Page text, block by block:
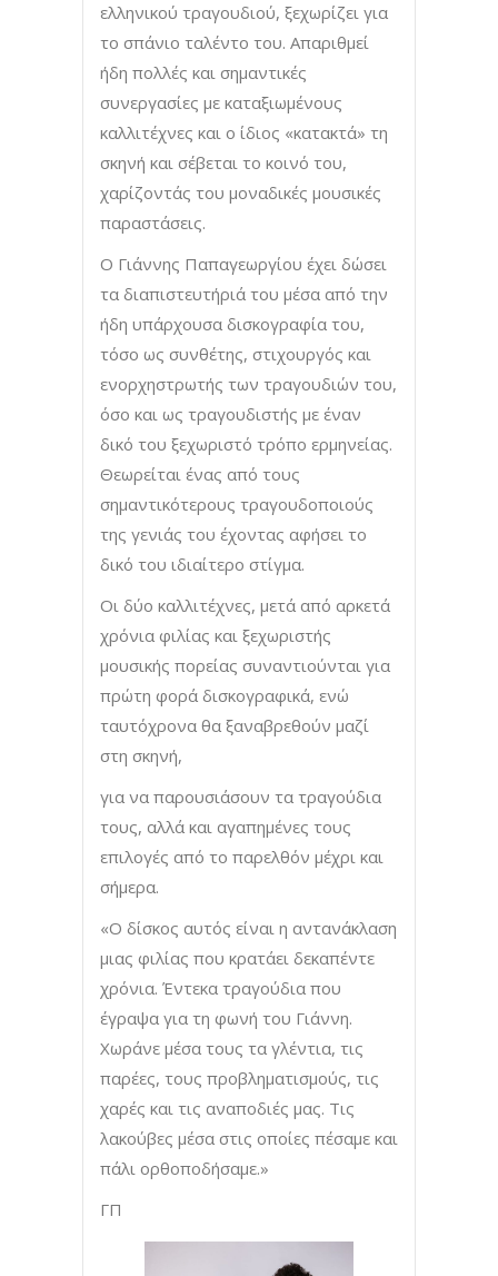
ελληνικού τραγουδιού, ξεχωρίζει για
το σπάνιο ταλέντο του. Απαριθμεί
ήδη πολλές και σημαντικές
συνεργασίες με καταξιωμένους
καλλιτέχνες και ο ίδιος «κατακτά» τη
σκηνή και σέβεται το κοινό του,
χαρίζοντάς του μοναδικές μουσικές
παραστάσεις.
Ο Γιάννης Παπαγεωργίου έχει δώσει
τα διαπιστευτήριά του μέσα από την
ήδη υπάρχουσα δισκογραφία του,
τόσο ως συνθέτης, στιχουργός και
ενορχηστρωτής των τραγουδιών του,
όσο και ως τραγουδιστής με έναν
δικό του ξεχωριστό τρόπο ερμηνείας.
Θεωρείται ένας από τους
σημαντικότερους τραγουδοποιούς
της γενιάς του έχοντας αφήσει το
δικό του ιδιαίτερο στίγμα.
Οι δύο καλλιτέχνες, μετά από αρκετά
χρόνια φιλίας και ξεχωριστής
μουσικής πορείας συναντιούνται για
πρώτη φορά δισκογραφικά, ενώ
ταυτόχρονα θα ξαναβρεθούν μαζί
στη σκηνή,
για να παρουσιάσουν τα τραγούδια
τους, αλλά και αγαπημένες τους
επιλογές από το παρελθόν μέχρι και
σήμερα.
«Ο δίσκος αυτός είναι η αντανάκλαση
μιας φιλίας που κρατάει δεκαπέντε
χρόνια. Έντεκα τραγούδια που
έγραψα για τη φωνή του Γιάννη.
Χωράνε μέσα τους τα γλέντια, τις
παρέες, τους προβληματισμούς, τις
χαρές και τις αναποδιές μας. Τις
λακούβες μέσα στις οποίες πέσαμε και
πάλι ορθοποδήσαμε.»
ΓΠ